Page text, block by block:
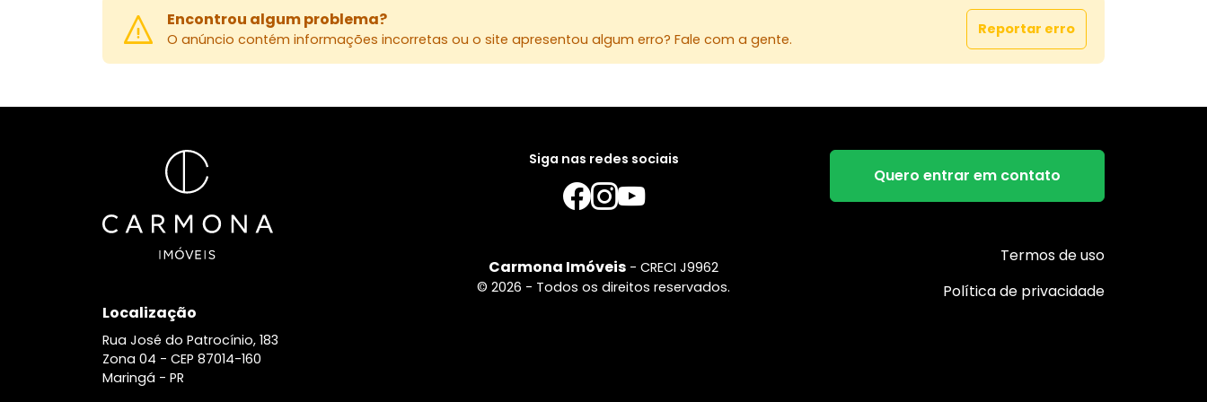
Quarto superior totalmente mobiliado, com closet,
escritório, bancadas, painéis, cabeceiras, pendentes,
persianas, ar-condicionado e amplo banheiro um
tranquila e muito bem estruturada, com escolas,
farmácias, mercados e comércios essenciais a
poucos minutos de casa.
Encontrou algum problema?
O anúncio contém informações incorretas ou o site apresentou algum erro? Fale com a gente.
Reportar erro
Localização
Rua José do Patrocínio, 183
Zona 04 - CEP 87014-160
Maringá - PR
Siga nas redes sociais
Carmona Imóveis - CRECI J9962
© 2026 - Todos os direitos reservados.
Quero entrar em contato
Termos de uso
Política de privacidade